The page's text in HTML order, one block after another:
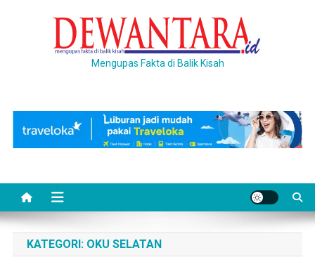
Mengupas Fakta di Balik Kisah
KATEGORI: OKU SELATAN